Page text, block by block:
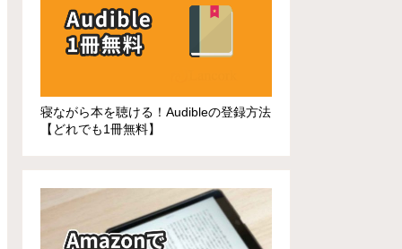
寝ながら本を聴ける！Audibleの登録方法
【どれでも1冊無料】